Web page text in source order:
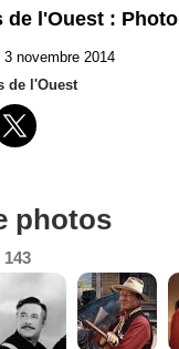
de l'Ouest : Photo
novembre 2014
de l'Ouest
photos
143